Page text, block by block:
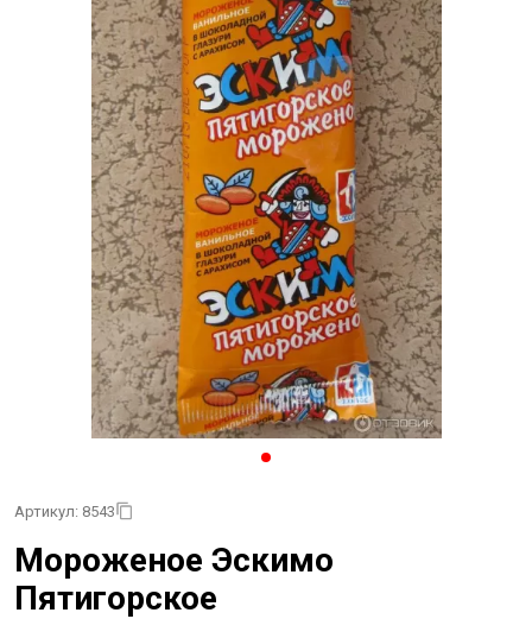
Артикул: 8543
Мороженое Эскимо
Пятигорское